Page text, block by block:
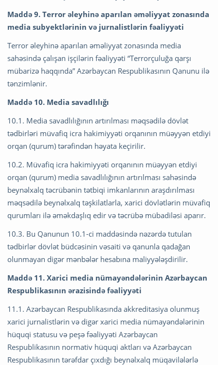
Maddə 9. Terror əleyhinə aparılan əməliyyat zonasında
media subyektlərinin və jurnalistlərin fəaliyyəti
Terror əleyhinə aparılan əməliyyat zonasında media
sahəsində çalışan işçilərin fəaliyyəti “Terrorçuluğa qarşı
mübarizə haqqında” Azərbaycan Respublikasının Qanunu ilə
tənzimlənir.
Maddə 10. Media savadlılığı
10.1. Media savadlılığının artırılması məqsədilə dövlət
tədbirləri müvafiq icra hakimiyyəti orqanının müəyyən etdiyi
orqan (qurum) tərəfindən həyata keçirilir.
10.2. Müvafiq icra hakimiyyəti orqanının müəyyən etdiyi
orqan (qurum) media savadlılığının artırılması sahəsində
beynəlxalq təcrübənin tətbiqi imkanlarının araşdırılması
məqsədilə beynəlxalq təşkilatlarla, xarici dövlətlərin müvafiq
qurumları ilə əməkdaşlıq edir və təcrübə mübadiləsi aparır.
10.3. Bu Qanunun 10.1-ci maddəsində nəzərdə tutulan
tədbirlər dövlət büdcəsinin vəsaiti və qanunla qadağan
olunmayan digər mənbələr hesabına maliyyələşdirilir.
Maddə 11. Xarici media nümayəndələrinin Azərbaycan
Respublikasının ərazisində fəaliyyəti
11.1. Azərbaycan Respublikasında akkreditasiya olunmuş
xarici jurnalistlərin və digər xarici media nümayəndələrinin
hüquqi statusu və peşə fəaliyyəti Azərbaycan
Respublikasının normativ hüquqi aktları və Azərbaycan
Respublikasının tərəfdar çıxdığı beynəlxalq müqavilələrlə